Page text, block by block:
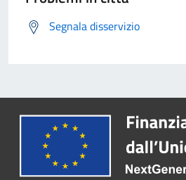
Segnala disservizio